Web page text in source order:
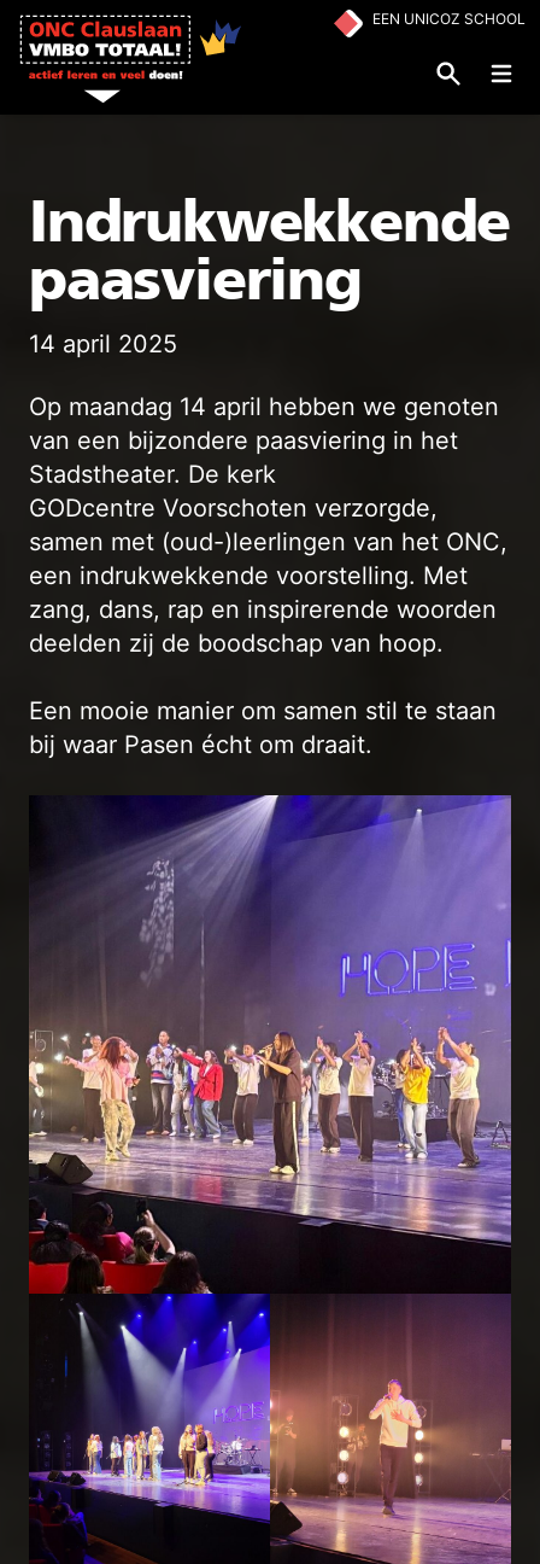
Ga naar de inhoud EEN UNICOZ SCHOOL
Indrukwekkende
paasviering
14 april 2025
Op maandag 14 april hebben we genoten
van een bijzondere paasviering in het
Stadstheater. De kerk
GODcentre Voorschoten verzorgde,
samen met (oud-)leerlingen van het ONC,
een indrukwekkende voorstelling. Met
zang, dans, rap en inspirerende woorden
deelden zij de boodschap van hoop.
Een mooie manier om samen stil te staan
bij waar Pasen écht om draait.